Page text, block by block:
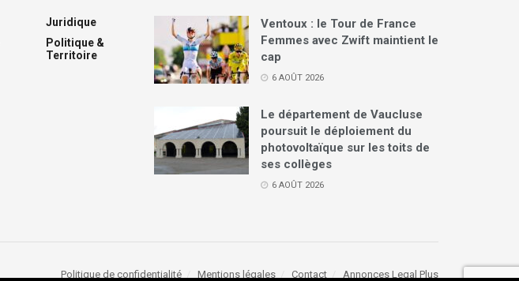
Juridique
Politique &
Territoire
Ventoux : le Tour de France
Femmes avec Zwift maintient le
cap
6 AOÛT 2026
Le département de Vaucluse
poursuit le déploiement du
photovoltaïque sur les toits de
ses collèges
6 AOÛT 2026
Politique de confidentialité Mentions légales Contact Annonces Legal Plus